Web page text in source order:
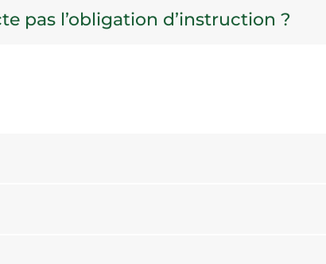
pas l’obligation d’instruction ?